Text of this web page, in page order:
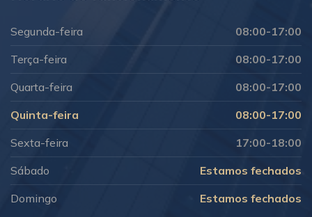
Segunda-feira
08:00-17:00
Terça-feira
08:00-17:00
Quarta-feira
08:00-17:00
Quinta-feira
08:00-17:00
Sexta-feira
17:00-18:00
Sábado
Estamos fechados
Domingo
Estamos fechados